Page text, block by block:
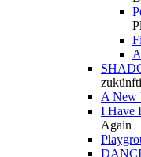
A New
I Have
Again